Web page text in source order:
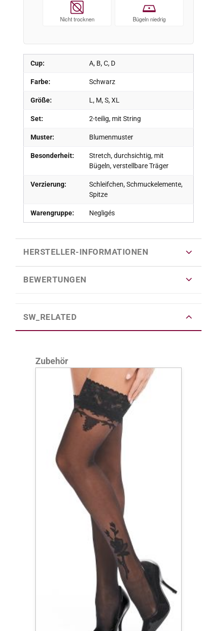
Cup: A, B, C, D
Farbe: Schwarz
Größe: L, M, S, XL
Set: 2-teilig, mit String
Muster: Blumenmuster
Besonderheit:
Stretch, durchsichtig, mit
Bügeln, verstellbare Träger
Verzierung:
Schleifchen, Schmuckelemente,
Spitze
Warengruppe: Negligés
Nicht trocknen Bügeln niedrig
HERSTELLER-INFORMATIONEN
BEWERTUNGEN
SW_RELATED
Produktgalerie überspringen
Zubehör